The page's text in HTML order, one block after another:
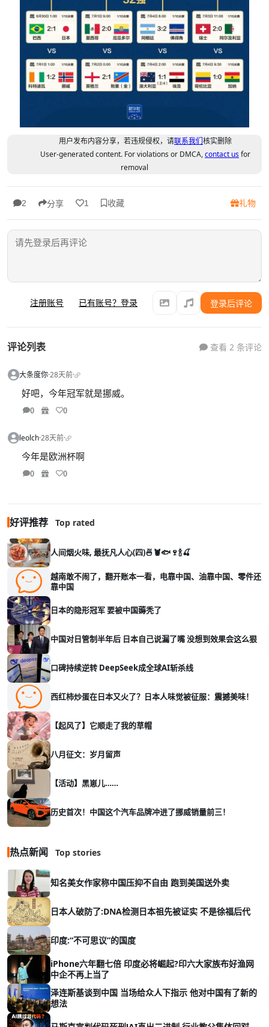
用户发布内容分享，若违规侵权，请联系我们核实删除
User-generated content. For violations or DMCA,contact usfor
removal
2 分享 1 收藏 礼物
注册账号 已有账号？登录 登录后评论
评论列表 查看 2 条评论
大条度你·28天前·
好吧，今年冠军就是挪威。
0 0
leolch·28天前·
今年是欧洲杯啊
0 0
好评推荐 Top rated
人间烟火味, 最抚凡人心(四)🍜🦞🐟🍷🍾🍒
越南敢不闹了，翻开账本一看，电靠中国、油靠中国、零件还
靠中国
日本的隐形冠军 要被中国薅秃了
中国对日管制半年后 日本自己说漏了嘴 没想到效果会这么狠
口碑持续逆转 DeepSeek成全球AI斩杀线
西红柿炒蛋在日本又火了？日本人味觉被征服：震撼美味！
【起风了】它顺走了我的草帽
八月征文：岁月留声
【活动】黑崽儿……
历史首次！中国这个汽车品牌冲进了挪威销量前三！
热点新闻 Top stories
知名美女作家称中国压抑不自由 跑到美国送外卖
日本人破防了:DNA检测日本祖先被证实 不是徐福后代
印度:“不可思议”的国度
iPhone六年翻七倍 印度必将崛起?印六大家族布好渔网
中企不再上当了
泽连斯基谈到中国 当场给众人下指示 他对中国有了新的
想法